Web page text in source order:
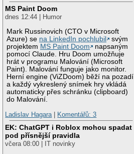
MS Paint Doom
dnes 12:44 | Humor
Mark Russinovich (CTO v Microsoft
Azure) se na LinkedIn pochlubil
svým
projektem MS Paint Doom
napsaným
pomocí Claude. Hru Doom umožňuje
hrát v programu Malování (Microsoft
Paint). Malování funguje jako monitor.
Herní engine (ViZDoom) běží na pozadí
a každý vykreslený snímek hry vkládá
automaticky přes schránku (clipboard)
do Malování.
Ladislav Hagara
Komentářů: 3
EK: ChatGPT i Roblox mohou spadat
pod přísnější pravidla
včera 08:00 | IT novinky